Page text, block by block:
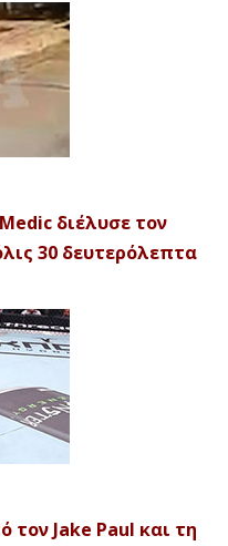
διέλυσε τον
30 δευτερόλεπτα
τον Jake Paul και τη